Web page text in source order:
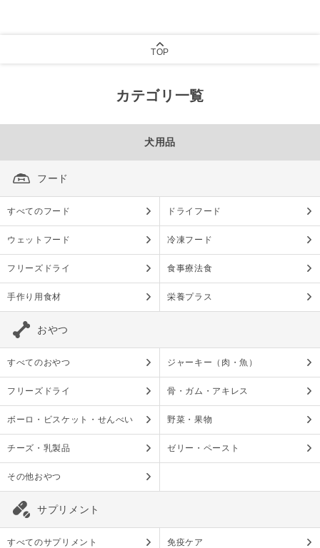
TOP
カテゴリ一覧
犬用品
フード
すべてのフード ドライフード
ウェットフード 冷凍フード
フリーズドライ 食事療法食
手作り用食材 栄養プラス
おやつ
すべてのおやつ ジャーキー（肉・魚）
フリーズドライ 骨・ガム・アキレス
ボーロ・ビスケット・せんべい 野菜・果物
チーズ・乳製品 ゼリー・ペースト
その他おやつ
サプリメント
すべてのサプリメント 免疫ケア